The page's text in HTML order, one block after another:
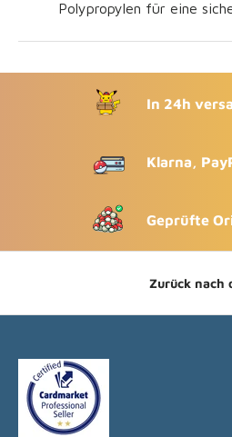
Polypropylen für eine
In 24h
Klarna,
Geprüfte
Zurück nach